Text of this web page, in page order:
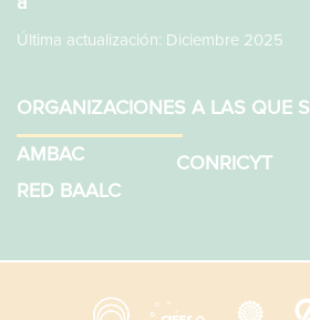
Última actualización: Diciembre 2025
ORGANIZACIONES A LAS QUE
AMBAC
RED BAALC
CONRICYT